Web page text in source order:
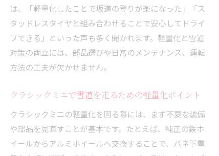
は、「軽量化したことで坂道の登りが楽になった」「ス
タッドレスタイヤと組み合わせることで安心してドライ
ブできる」といった声も多く聞かれます。軽量化と雪道
対策の両立には、部品選びや日常のメンテナンス、運転
方法の工夫が欠かせません。
クラシックミニで雪道を走るための軽量化ポイント
クラシックミニの軽量化を図る際には、まず不要な装備
や部品を見直すことが基本です。たとえば、純正の鉄ホ
イールからアルミホイールへ交換することで、バネ下重